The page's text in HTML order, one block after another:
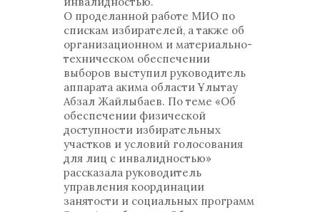
О проделанной работе МИО по
спискам избирателей, а также об
организационном и материально-
техническом обеспечении
выборов выступил руководитель
аппарата акима области Ұлытау
Абзал Жайлыбаев. По теме «Об
обеспечении физической
доступности избирательных
участков и условий голосования
для лиц с инвалидностью»
рассказала руководитель
управления координации
занятости и социальных программ